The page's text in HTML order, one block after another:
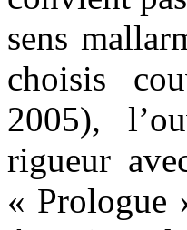
sens
choisis
2005),
rigueur
« Prologue